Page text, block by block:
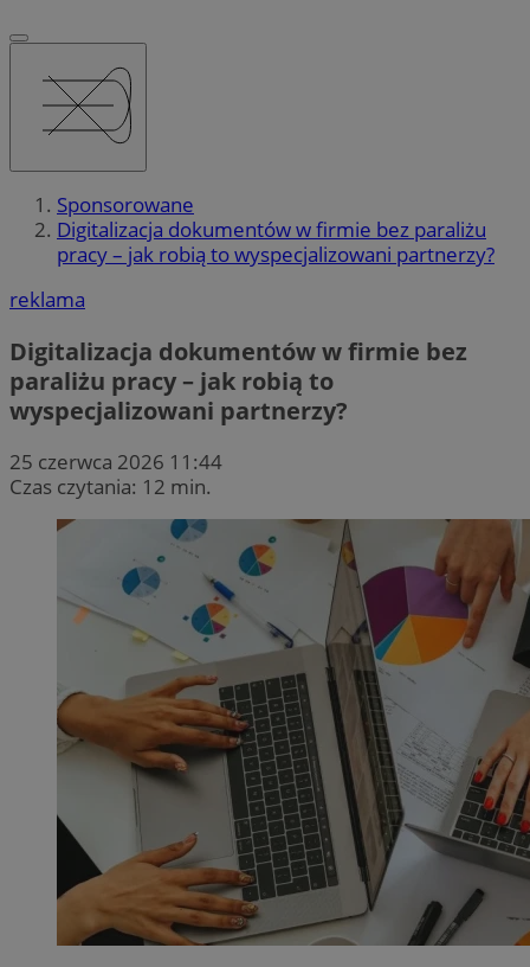
Sponsorowane
Digitalizacja dokumentów w firmie bez paraliżu
pracy – jak robią to wyspecjalizowani partnerzy?
reklama
Digitalizacja dokumentów w firmie bez
paraliżu pracy – jak robią to
wyspecjalizowani partnerzy?
25 czerwca 2026 11:44
Czas czytania: 12 min.